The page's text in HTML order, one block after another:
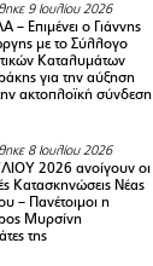
9 Ιουλίου 2026
– Επιμένει ο Γιάννης
με το Σύλλογο
Καταλυμάτων
για την αύξηση
ακτοπλοϊκή σύνδεση
8 Ιουλίου 2026
2026 ανοίγουν οι
Κατασκηνώσεις Νέας
– Πανέτοιμοι η
Μυρσίνη
της